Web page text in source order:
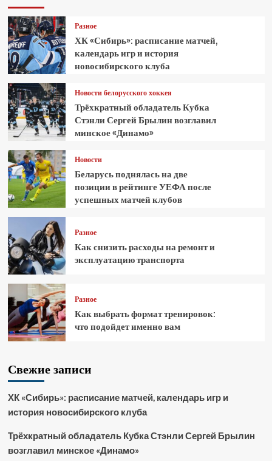
Разное
ХК «Сибирь»: расписание матчей,
календарь игр и история
новосибирского клуба
Новости белорусского хоккея
Трёхкратный обладатель Кубка
Стэнли Сергей Брылин возглавил
минское «Динамо»
Новости
Беларусь поднялась на две
позиции в рейтинге УЕФА после
успешных матчей клубов
Разное
Как снизить расходы на ремонт и
эксплуатацию транспорта
Разное
Как выбрать формат тренировок:
что подойдет именно вам
Свежие записи
ХК «Сибирь»: расписание матчей, календарь игр и
история новосибирского клуба
Трёхкратный обладатель Кубка Стэнли Сергей Брылин
возглавил минское «Динамо»